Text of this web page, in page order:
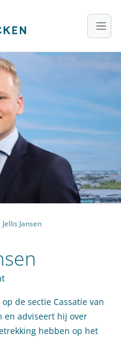
Jellis Jansen
de sectie Cassatie van
en adviseert hij over
hebben op het